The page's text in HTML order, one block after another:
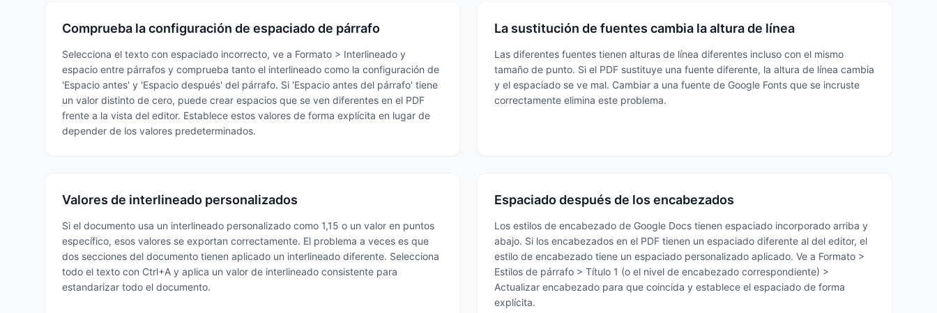
Comprueba la configuración de espaciado de párrafo
Selecciona el texto con espaciado incorrecto, ve a Formato > Interlineado y
espacio entre párrafos y comprueba tanto el interlineado como la configuración de
'Espacio antes' y 'Espacio después' del párrafo. Si 'Espacio antes del párrafo' tiene
un valor distinto de cero, puede crear espacios que se ven diferentes en el PDF
frente a la vista del editor. Establece estos valores de forma explícita en lugar de
depender de los valores predeterminados.
La sustitución de fuentes cambia la altura de línea
Las diferentes fuentes tienen alturas de línea diferentes incluso con el mismo
tamaño de punto. Si el PDF sustituye una fuente diferente, la altura de línea cambia
y el espaciado se ve mal. Cambiar a una fuente de Google Fonts que se incruste
correctamente elimina este problema.
Valores de interlineado personalizados
Si el documento usa un interlineado personalizado como 1,15 o un valor en puntos
específico, esos valores se exportan correctamente. El problema a veces es que
dos secciones del documento tienen aplicado un interlineado diferente. Selecciona
todo el texto con Ctrl+A y aplica un valor de interlineado consistente para
estandarizar todo el documento.
Espaciado después de los encabezados
Los estilos de encabezado de Google Docs tienen espaciado incorporado arriba y
abajo. Si los encabezados en el PDF tienen un espaciado diferente al del editor, el
estilo de encabezado tiene un espaciado personalizado aplicado. Ve a Formato >
Estilos de párrafo > Título 1 (o el nivel de encabezado correspondiente) >
Actualizar encabezado para que coincida y establece el espaciado de forma
explícita.